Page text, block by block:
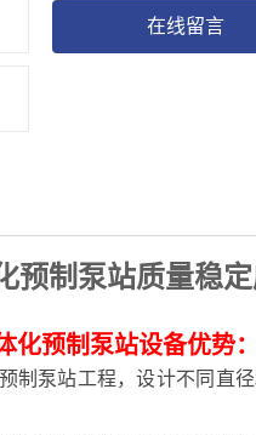
在线留言
预制泵站质量稳
化预制泵站设备优势：
制泵站工程，设计不同直